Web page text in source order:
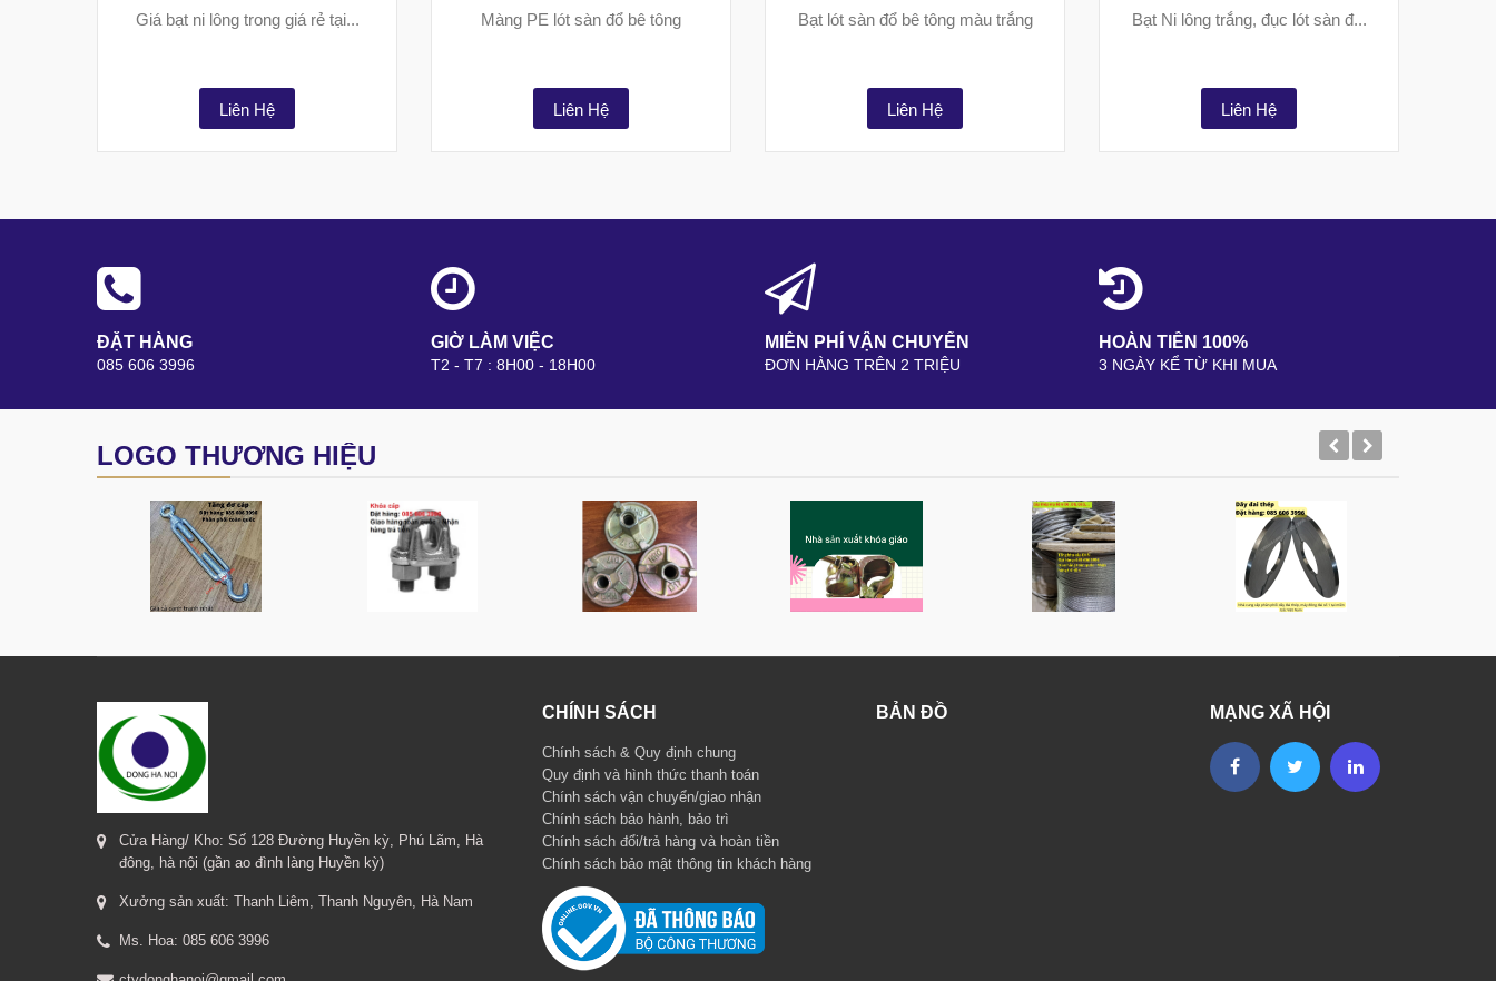
Giá bạt ni lông trong giá rẻ tại...
Liên Hệ
Màng PE lót sàn đổ bê tông
Liên Hệ
Bạt lót sàn đổ bê tông màu trắng
Liên Hệ
Bạt Ni lông trắng, đục lót sàn đ...
Liên Hệ
ĐẶT HÀNG
085 606 3996
GIỜ LÀM VIỆC
T2 - T7 : 8H00 - 18H00
MIỄN PHÍ VẬN CHUYỂN
ĐƠN HÀNG TRÊN 2 TRIỆU
HOÀN TIỀN 100%
3 NGÀY KỂ TỪ KHI MUA
LOGO THƯƠNG HIỆU
Cửa Hàng/ Kho: Số 128 Đường Huyền kỳ, Phú Lãm, Hà
đông, hà nội (gần ao đình làng Huyền kỳ)
Xưởng sản xuất: Thanh Liêm, Thanh Nguyên, Hà Nam
Ms. Hoa: 085 606 3996
CHÍNH SÁCH
Chính sách & Quy định chung
Quy định và hình thức thanh toán
Chính sách vận chuyển/giao nhận
Chính sách bảo hành, bảo trì
Chính sách đổi/trả hàng và hoàn tiền
Chính sách bảo mật thông tin khách hàng
BẢN ĐỒ MẠNG XÃ HỘI